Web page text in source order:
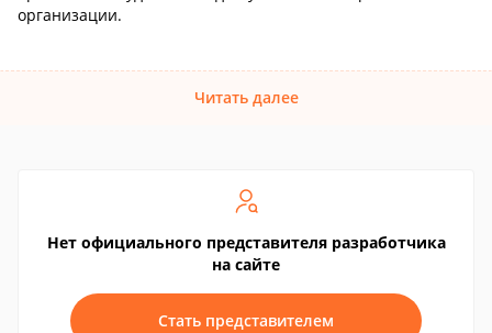
организации.
Читать далее
Нет официального представителя разработчика
на сайте
Стать представителем